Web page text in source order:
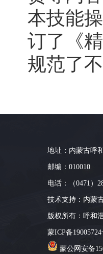
本技能
订了《
规范了
地址：内蒙古呼
邮编：010010
电话：（0471）
技术支持： 内蒙
版权所有：呼和
蒙ICP备
蒙公网安备